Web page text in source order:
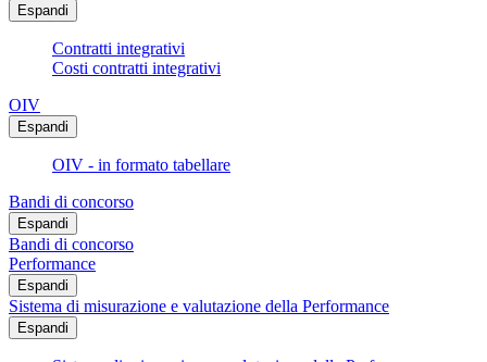
Espandi
Contratti integrativi
Costi contratti integrativi
OIV
Espandi
OIV - in formato tabellare
Bandi di concorso
Espandi
Bandi di concorso
Performance
Espandi
Sistema di misurazione e valutazione della Performance
Espandi